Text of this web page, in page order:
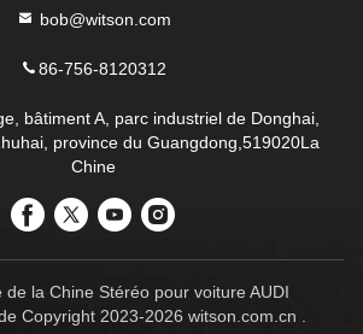
bob@witson.com
86-756-8120312
bâtiment A, parc industriel de Donghai,
province du Guangdong,519020La
Chine
de la Chine Stéréo pour voiture AUDI
Copyright 2023-2026 witson.com.cn .